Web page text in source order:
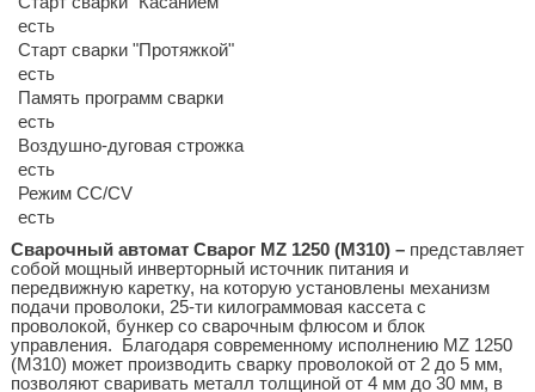
есть
Старт сварки "Протяжкой"
есть
Память программ сварки
есть
Воздушно-дуговая строжка
есть
Режим CC/CV
есть
Сварочный автомат Сварог MZ 1250 (М310) –представляет
собой мощный инверторный источник питания и
передвижную каретку, на которую установлены механизм
подачи проволоки, 25-ти килограммовая кассета с
проволокой, бункер со сварочным флюсом и блок
управления. Благодаря современному исполнению MZ 1250
(М310) может производить сварку проволокой от 2 до 5 мм,
позволяют сваривать металл толщиной от 4 мм до 30 мм, в